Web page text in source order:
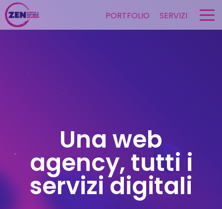
PORTFOLIO SERVIZI
Zen
il Team
Una web
agency, tutti i
servizi digitali
© 2026 ZEN srl. All Rights